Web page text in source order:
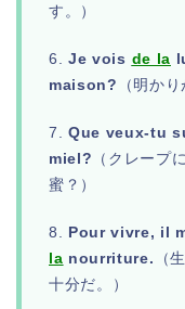
す。）
6.Je vois de la
maison?
（明か
7.Que veux-tu
miel? （クレープ
蜜？）
8. Pour vivre, il
la nourriture.
（
十分だ。）